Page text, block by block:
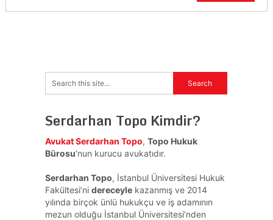
Serdarhan Topo Kimdir?
Avukat Serdarhan Topo, Topo Hukuk
Bürosu‘nun kurucu avukatıdır.
Serdarhan Topo, İstanbul Üniversitesi Hukuk
Fakültesi’ni dereceylekazanmış ve 2014
yılında birçok ünlü hukukçu ve iş adamının
mezun olduğu İstanbul Üniversitesi’nden